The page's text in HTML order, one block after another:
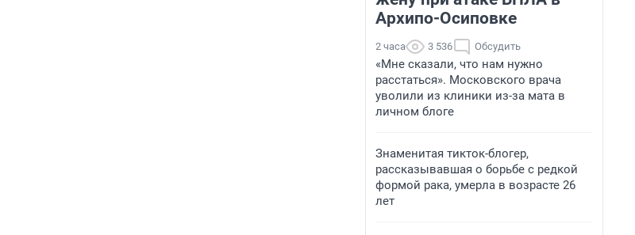
Архипо-Осиповке
2 часа 3 536 Обсудить
«Мне сказали, что нам нужно
расстаться». Московского врача
уволили из клиники из-за мата в
личном блоге
Знаменитая тикток-блогер,
рассказывавшая о борьбе с редкой
формой рака, умерла в возрасте 26
лет